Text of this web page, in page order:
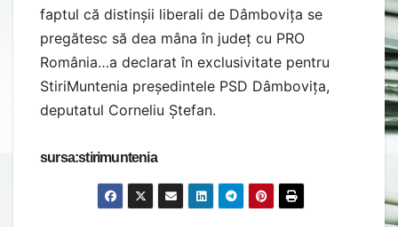
faptul că distinșii liberali de Dâmbovița se
pregătesc să dea mâna în județ cu PRO
România…a declarat în exclusivitate pentru
StiriMuntenia președintele PSD Dâmbovița,
deputatul Corneliu Ștefan.
sursa:stirimuntenia